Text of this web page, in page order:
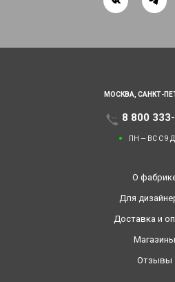
МОСКВА, САНКТ-
8 800
ПН — ВС С 9
О
Для
Доставка и
Магазины
Отзывы